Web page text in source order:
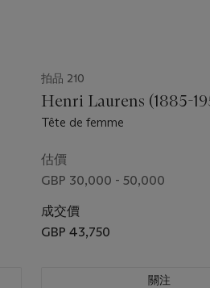
拍品 210
Henri Laurens (1885-
Tête de femme
估價
GBP 30,000 - 50,000
成交價
GBP 43,750
關注